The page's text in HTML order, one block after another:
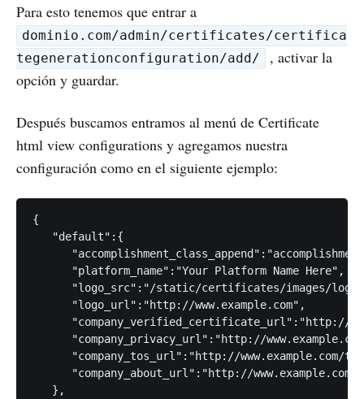
Para esto tenemos que entrar a
dominio.com/admin/certificates/certifica
tegenerationconfiguration/add/
, activar la
opción y guardar.
Después buscamos entramos al menú de Certificate
html view configurations y agregamos nuestra
configuración como en el siguiente ejemplo:
{
   "default":{
      "platform_name":"Your Platform Name Here",
"logo_src":"/static/certificates/images/
      "logo_url":"http://www.example.com",
"company_verified_certificate_url":"http://
"company_privacy_url":"http://
"company_tos_url":"http://www.example.com/
"company_about_url":"http://www.example.com/
   },